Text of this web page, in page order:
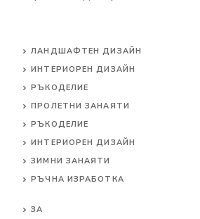
ЛАНДШАФТЕН ДИЗАЙН
ИНТЕРИОРЕН ДИЗАЙН
РЪКОДЕЛИЕ
ПРОЛЕТНИ ЗАНАЯТИ
РЪКОДЕЛИЕ
ИНТЕРИОРЕН ДИЗАЙН
ЗИМНИ ЗАНАЯТИ
РЪЧНА ИЗРАБОТКА
ЗА